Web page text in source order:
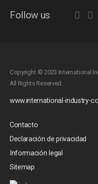
Follow us
Copyright © 2023 International
All Rights Reserved.
www.international-industry-
Contacto
Declaración de privacidad
Información legal
Sitemap